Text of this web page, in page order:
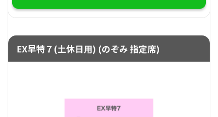
EX早特７(土休日用) (のぞみ 指定席)